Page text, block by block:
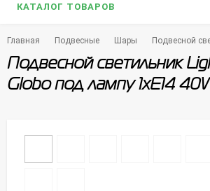
КАТАЛОГ ТОВАРОВ
Главная Подвесные Шары Подвесной
Подвесной светильник
Globo под лампу 1xE14